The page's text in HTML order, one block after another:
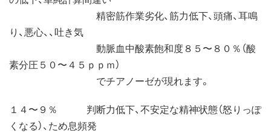
精密筋作業劣化、筋力低下、頭痛、耳鳴
り、悪心、、吐き気
動脈血中酸素飽和度８５〜８０％（酸
素分圧５０〜４５ｐｐｍ）
でチアノーゼが現れます。
１４〜９％ 判断力低下、不安定な精神状態（怒りっぽ
くなる）、ため息頻発